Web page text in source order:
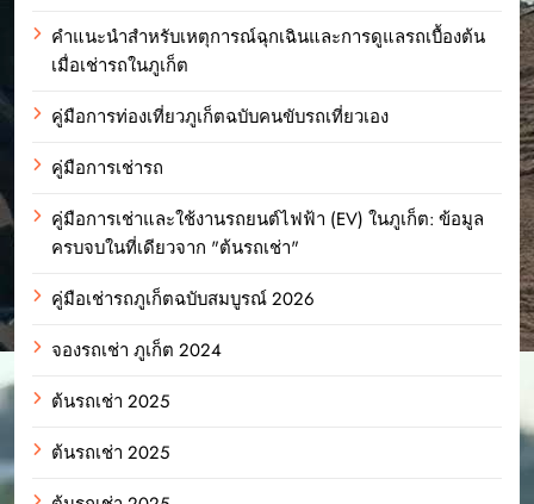
คำแนะนำสำหรับเหตุการณ์ฉุกเฉินและการดูแลรถเบื้องต้น
เมื่อเช่ารถในภูเก็ต
คู่มือการท่องเที่ยวภูเก็ตฉบับคนขับรถเที่ยวเอง
คู่มือการเช่ารถ
คู่มือการเช่าและใช้งานรถยนต์ไฟฟ้า (EV) ในภูเก็ต: ข้อมูล
ครบจบในที่เดียวจาก "ต้นรถเช่า"
คู่มือเช่ารถภูเก็ตฉบับสมบูรณ์ 2026
จองรถเช่า ภูเก็ต 2024
ต้นรถเช่า 2025
ต้นรถเช่า 2025